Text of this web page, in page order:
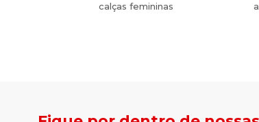
calças femininas